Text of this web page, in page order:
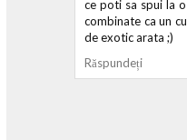
ce poti sa spui la
combinate ca un
de exotic arata ;)
Răspundeți